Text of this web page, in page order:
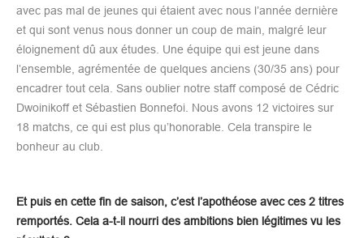
avec pas mal de jeunes qui étaient avec nous l’année dernière
et qui sont venus nous donner un coup de main, malgré leur
éloignement dû aux études. Une équipe qui est jeune dans
l’ensemble, agrémentée de quelques anciens (30/35 ans) pour
encadrer tout cela. Sans oublier notre staff composé de Cédric
Dwoinikoff et Sébastien Bonnefoi. Nous avons 12 victoires sur
18 matchs, ce qui est plus qu’honorable. Cela transpire le
bonheur au club.
Et puis en cette fin de saison, c’est l’apothéose avec ces 2 titres
remportés. Cela a-t-il nourri des ambitions bien légitimes vu les